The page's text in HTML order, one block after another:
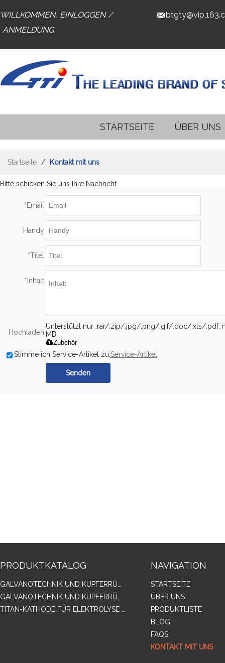
WILLKOMMEN, EINLOGGEN /
ANMELDUNG
STARTSEITE ÜBER UNS
Startseite / Kontakt mit uns
Bitte schicken Sie uns Ihre Nachricht
*Email
Handy
*Titel
* Inhalt
Hochladen
Unterstützt nur .rar/.zip/.jpg/.png/.gif/.doc/.xls/.pdf,
MB
Zubehör
Stimme ich Service-Artikel zu, Service-Artikel
Senden
PRODUKTKATALOG NAVIGATION
STARTSEITE
ÜBER UNS
PRODUKTLISTE
BLOG
FAQS
KONTAKT MIT UNS